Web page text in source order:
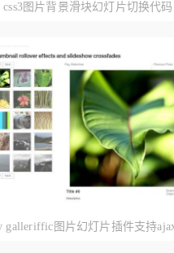
css3图片背景滑块幻灯片切换代码
galleriffic图片幻灯片插件支持